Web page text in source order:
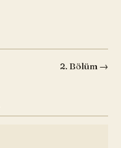
2. Bölüm →